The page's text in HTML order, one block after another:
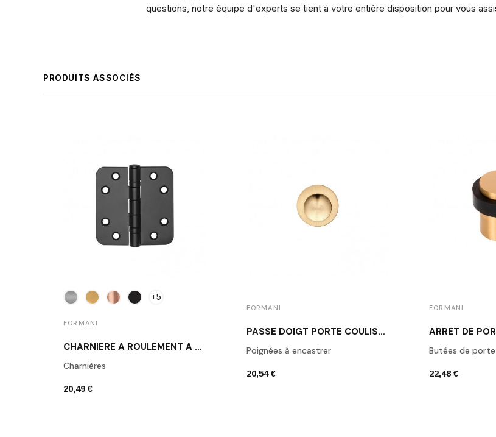
questions, notre équipe d'experts se tient à votre entière disposition pour vous
PRODUITS ASSOCIÉS
+5
FORMANI
CHARNIÈRE À ROULEMENT À BILLES LBSA8989
Charnières
20,49 €
FORMANI
PASSE DOIGT PORTE COULISSANTE À ENCASTRER DORÉ BROSSÉ LB29 IM
Poignées à encastrer
20,54 €
FORMANI
Butées de porte
22,48 €